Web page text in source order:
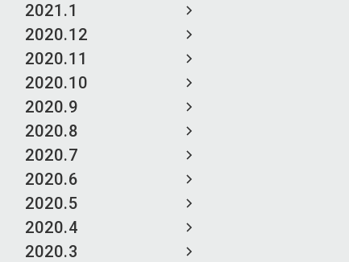
2021.1
2020.12
2020.11
2020.10
2020.9
2020.8
2020.7
2020.6
2020.5
2020.4
2020.3